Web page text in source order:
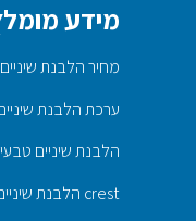
מידע
מחיר הלבנת שיניים
ערכת הלבנת
הלבנת שיניים
crest הלבנת שיניים